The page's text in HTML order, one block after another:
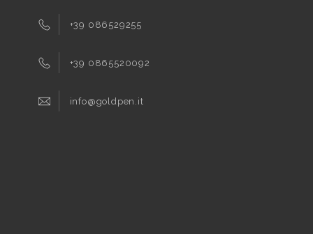
+39 086529255
+39 0865520092
info@goldpen.it